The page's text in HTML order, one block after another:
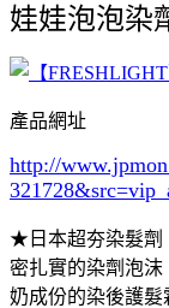
娃娃泡泡染
產品網址
http://
★日本超夯染髮劑
密扎實的染劑泡
奶成份的染後護髮